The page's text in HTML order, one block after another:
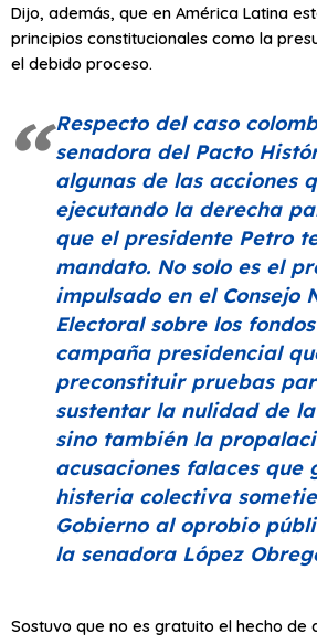
Dijo, además, que en América Latina
principios constitucionales como la
el debido proceso.
Respecto del caso
senadora del Pacto
algunas de las acciones
ejecutando la derecha
que el presidente Petro
mandato. No solo es el
impulsado en el Consejo
Electoral sobre los
campaña presidencial
preconstituir pruebas
sustentar la nulidad de
sino también la
acusaciones falaces que
histeria colectiva
Gobierno al oprobio
la senadora López
Sostuvo que no es gratuito el hecho de